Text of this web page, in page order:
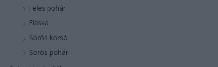
Feles pohár
Flaska
Sörös korsó
Sörös pohár